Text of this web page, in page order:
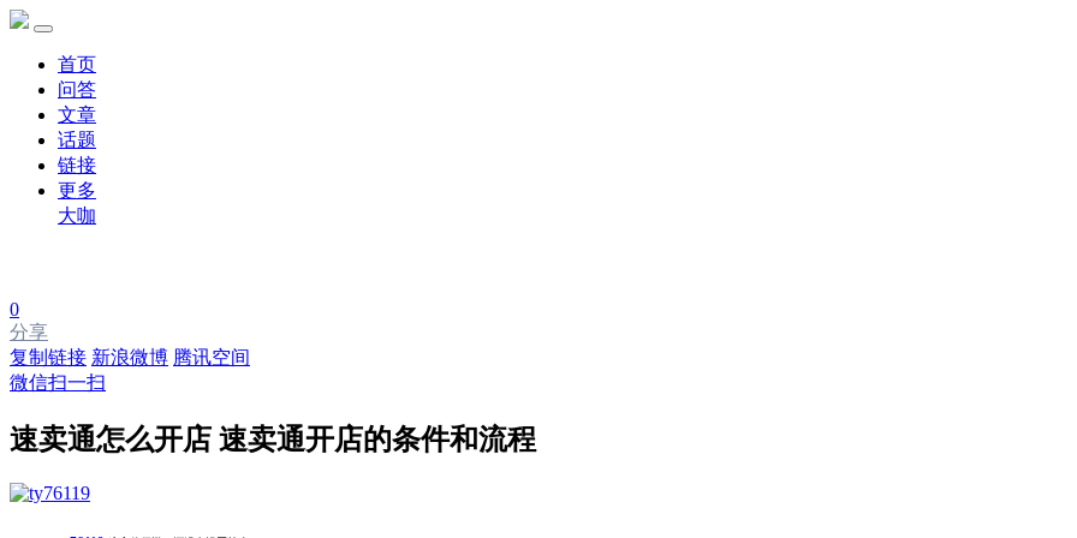
首页
问答
文章
话题
链接
更多
大咖
0
分享
复制链接 新浪微博 腾讯空间
微信扫一扫
速卖通怎么开店 速卖通开店的条件和流程